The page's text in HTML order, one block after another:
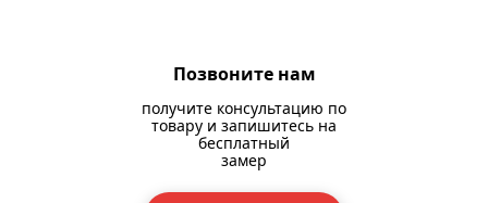
Позвоните нам
получите консультацию по
товару и запишитесь на
бесплатный
замер